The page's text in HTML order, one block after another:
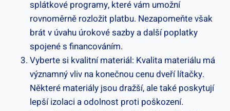
splátkové programy, které vám umožní
rovnoměrně rozložit platbu. Nezapomeňte však
brát v úvahu úrokové sazby a další poplatky
spojené s financováním.
Vyberte si kvalitní materiál: Kvalita materiálu má
významný vliv na konečnou cenu dveří lítačky.
Některé materiály jsou dražší, ale také poskytují
lepší izolaci a odolnost proti poškození.